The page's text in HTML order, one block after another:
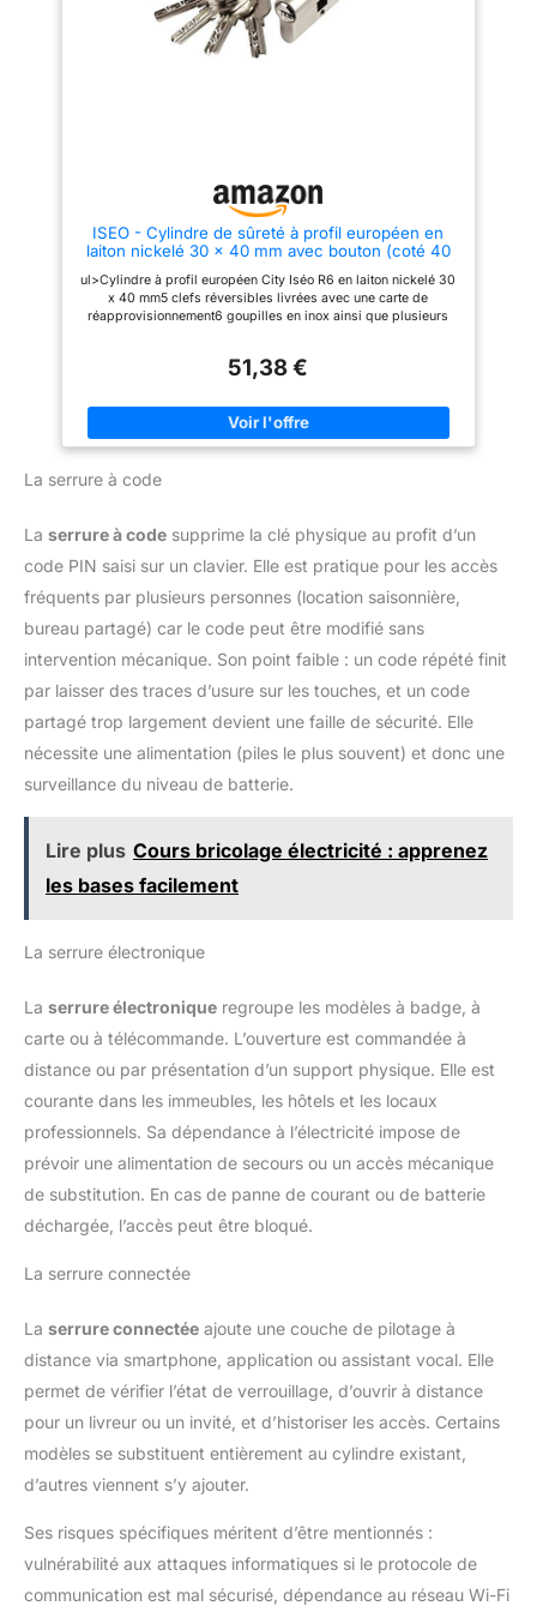
Garantie de 5 ans : Ce produit
bénéficie d’une garantie de 5
ans, gage de sa qualité et de sa
praticité, obtenez une clé pour
chaque membre de la famille
réglementaires du marché.
Chez Vachette, nous vous
produits robustes et fiables qui
répondront à vos attentes pour
sécuriser et embellir votre
ISEO - Cylindre de sûreté à profil européen en
laiton nickelé 30 x 40 mm avec bouton (coté 40
mm) 'R6'
ul>Cylindre à profil européen City Iséo R6 en laiton nickelé 30
x 40 mm5 clefs réversibles livrées avec une carte de
réapprovisionnement6 goupilles en inox ainsi que plusieurs
en acier fritté incliné à 30°Bouton intérieur à texture soyeuse
51,38 €
La serrure à code
La serrure à code supprime la clé physique au profit d’un
code PIN saisi sur un clavier. Elle est pratique pour les accès
fréquents par plusieurs personnes (location saisonnière,
bureau partagé) car le code peut être modifié sans
intervention mécanique. Son point faible : un code répété finit
par laisser des traces d’usure sur les touches, et un code
partagé trop largement devient une faille de sécurité. Elle
nécessite une alimentation (piles le plus souvent) et donc une
surveillance du niveau de batterie.
Lire plus Cours bricolage électricité : apprenez
les bases facilement
La serrure électronique
La serrure électronique regroupe les modèles à badge, à
carte ou à télécommande. L’ouverture est commandée à
distance ou par présentation d’un support physique. Elle est
courante dans les immeubles, les hôtels et les locaux
professionnels. Sa dépendance à l’électricité impose de
prévoir une alimentation de secours ou un accès mécanique
de substitution. En cas de panne de courant ou de batterie
déchargée, l’accès peut être bloqué.
La serrure connectée
La serrure connectée ajoute une couche de pilotage à
distance via smartphone, application ou assistant vocal. Elle
permet de vérifier l’état de verrouillage, d’ouvrir à distance
pour un livreur ou un invité, et d’historiser les accès. Certains
modèles se substituent entièrement au cylindre existant,
d’autres viennent s’y ajouter.
Ses risques spécifiques méritent d’être mentionnés :
vulnérabilité aux attaques informatiques si le protocole de
communication est mal sécurisé, dépendance au réseau Wi-Fi